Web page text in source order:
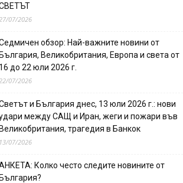
07/2026
обзор: Най-важните новини от
Великобритания, Европа и света от
до 22 юли 2026 г.
07/2026
и България днес, 13 юли 2026 г.: нови
между САЩ и Иран, жеги и пожари във
трагедия в Банкок
07/2026
Колко често следите новините от